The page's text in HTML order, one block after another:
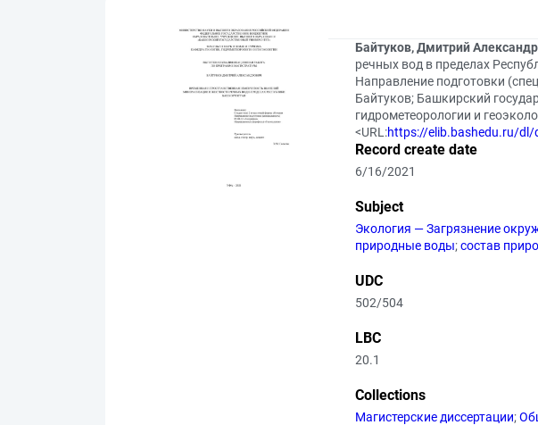
Байтуков, Дмитрий
речных вод в пределах
Направление подготовки
Байтуков; Башкирский
гидрометеорологии и
<URL:https://elib.bashedu.ru/dl/
Record create date
6/16/2021
Subject
Экология — Загрязнение
природные воды;состав
UDC
502/504
LBC
20.1
Collections
Магистерские диссертации;